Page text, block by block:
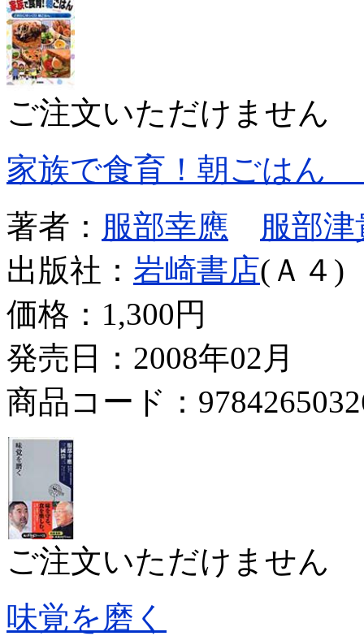
ご注文いただけません
家族で食育！朝ごはん
著者： 服部幸應
服部
出版社： 岩崎書店(Ａ４)
価格： 1,300円
発売日：2008年02月
商品コード：
ご注文いただけません
味覚を磨く